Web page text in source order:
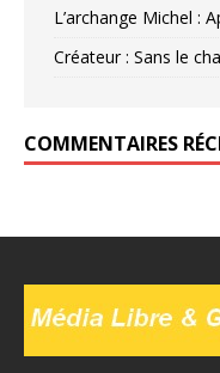
L’archange Michel :
Créateur : Sans le
COMMENTAIRES